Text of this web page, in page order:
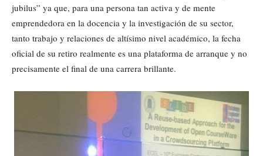
jubilus” ya que, para una persona tan activa y de mente
emprendedora en la docencia y la investigación de su sector,
tanto trabajo y relaciones de altísimo nivel académico, la fecha
oficial de su retiro realmente es una plataforma de arranque y no
precisamente el final de una carrera brillante.